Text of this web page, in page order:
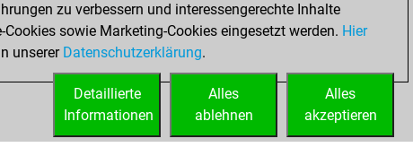
zu verbessern und interessengerechte Inhalte
sowie Marketing-Cookies eingesetzt werden. Hier
unserer Datenschutzerklärung.
Alles
akzeptieren
Alles
ablehnen
Detaillierte
Informationen